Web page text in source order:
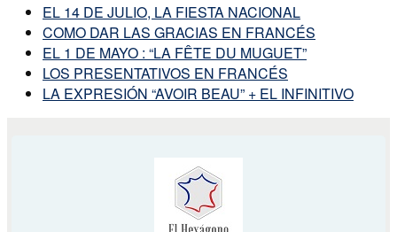
EL 14 DE JULIO, LA FIESTA NACIONAL
COMO DAR LAS GRACIAS EN FRANCÉS
EL 1 DE MAYO : “LA FÊTE DU MUGUET”
LOS PRESENTATIVOS EN FRANCÉS
LA EXPRESIÓN “AVOIR BEAU” + EL INFINITIVO